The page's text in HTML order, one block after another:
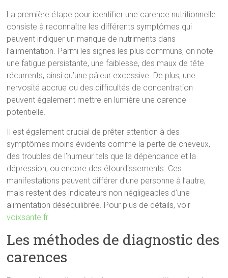
La première étape pour identifier une carence nutritionnelle
consiste à reconnaître les différents symptômes qui
peuvent indiquer un manque de nutriments dans
l’alimentation. Parmi les signes les plus communs, on note
une fatigue persistante, une faiblesse, des maux de tête
récurrents, ainsi qu’une pâleur excessive. De plus, une
nervosité accrue ou des difficultés de concentration
peuvent également mettre en lumière une carence
potentielle.
Il est également crucial de prêter attention à des
symptômes moins évidents comme la perte de cheveux,
des troubles de l’humeur tels que la dépendance et la
dépression, ou encore des étourdissements. Ces
manifestations peuvent différer d’une personne à l’autre,
mais restent des indicateurs non négligeables d’une
alimentation déséquilibrée. Pour plus de détails, voir
voixsante.fr
Les méthodes de diagnostic des
carences